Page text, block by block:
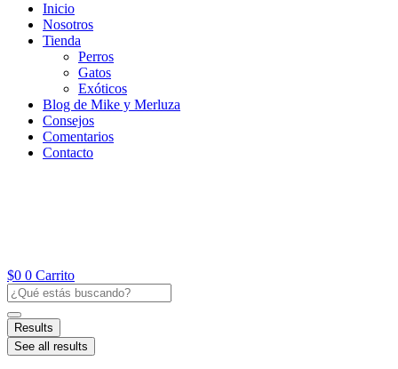
Inicio
Nosotros
Tienda
Perros
Gatos
Exóticos
Blog de Mike y Merluza
Consejos
Comentarios
Contacto
$0 0 Carrito
Search
...
Results
See all results